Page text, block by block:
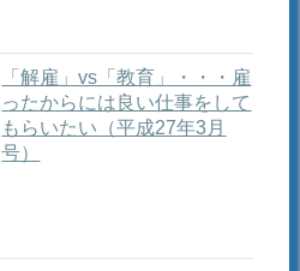
「解雇」vs「教育」・・・雇
ったからには良い仕事をして
もらいたい（平成27年3月
号）